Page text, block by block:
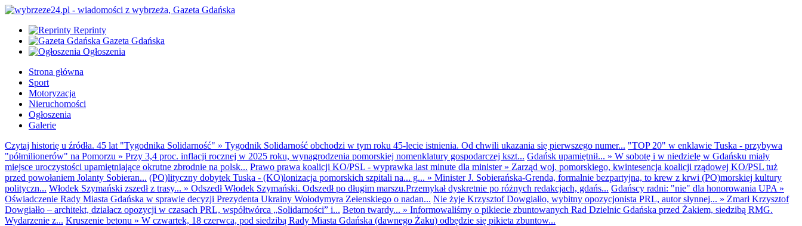
Reprinty
Gazeta Gdańska
Ogłoszenia
Strona główna
Sport
Motoryzacja
Nieruchomości
Ogłoszenia
Galerie
Czytaj historię u źródła. 45 lat "Tygodnika Solidarność" » Tygodnik Solidarność obchodzi w tym roku 45-lecie istnienia. Od chwili ukazania się pierwszego numer... "TOP 20" w enklawie Tuska - przybywa
"półmilionerów" na Pomorzu » Przy 3,4 proc. inflacji rocznej w 2025 roku, wynagrodzenia pomorskiej nomenklatury gospodarczej kszt... Gdańsk upamiętnił... » W sobotę i w niedzielę w Gdańsku miały
miejsce uroczystości upamiętniające okrutne zbrodnie na polsk... Prawo prawa koalicji KO/PSL - wyprawka last minute dla minister» Zarząd woj. pomorskiego, kwintesencja koalicji rządowej KO/PSL tuż
przed powołaniem Jolanty Sobieran... (PO)lityczny dobytek Tuska - (KO)lonizacja pomorskich szpitali na... g... » Minister J. Sobierańska-Grenda, formalnie bezpartyjna, to krew z krwi (PO)morskiej kultury
polityczn... Włodek Szymański zszedł z trasy... » Odszedł Włodek Szymański. Odszedł po długim marszu.Przemykał dyskretnie po różnych redakcjach, gdańs... Gdańscy radni: "nie" dla honorowania UPA »
Oświadczenie Rady Miasta Gdańska w sprawie decyzji Prezydenta Ukrainy Wołodymyra Zełenskiego o nadan... Nie żyje Krzysztof Dowgiałło, wybitny opozycjonista PRL, autor słynnej... » Zmarł Krzysztof
Dowgiałło – architekt, działacz opozycji w czasach PRL, współtwórca „Solidarności” i... Beton twardy... » Informowaliśmy o pikiecie zbuntowanych Rad Dzielnic Gdańska przed Żakiem, siedzibą RMG.
Wydarzenie z... Kruszenie betonu » W czwartek, 18 czerwca, pod siedzibą Rady Miasta Gdańska (dawnego Żaku) odbędzie się pikieta zbuntow...